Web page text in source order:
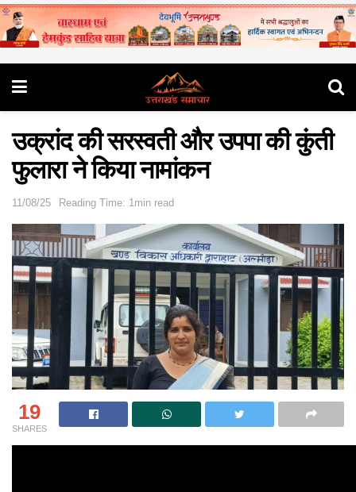
उक्रांद की सरस्वती और उपपा की कुंती
फुलारा ने किया नामांकन
11/08/25 Reading Time: 1min read
19
SHARES